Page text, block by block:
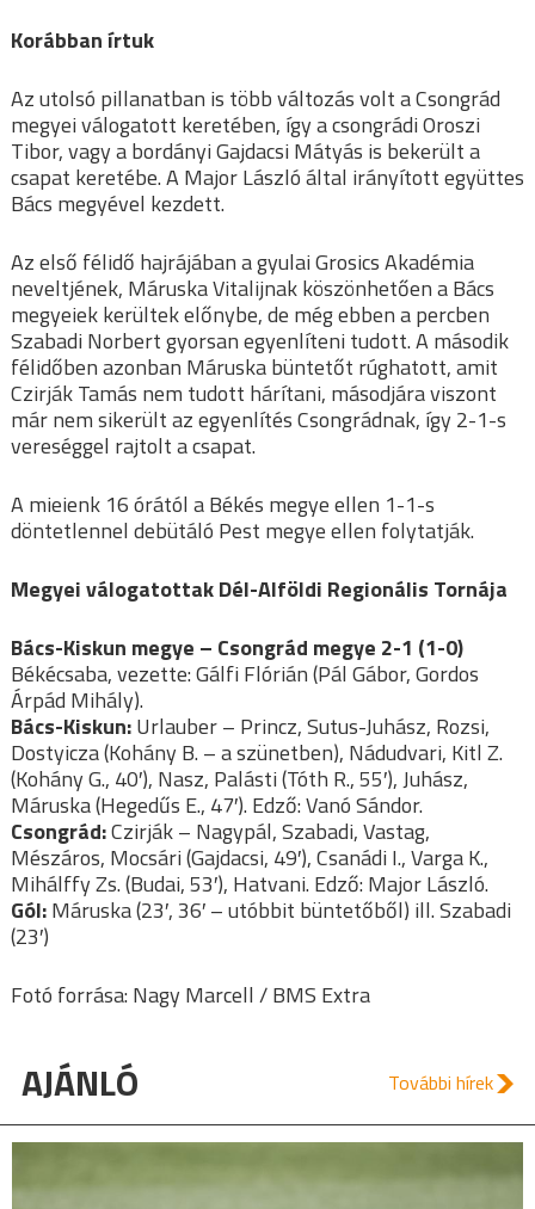
Korábban írtuk
Az utolsó pillanatban is több változás volt a Csongrád
megyei válogatott keretében, így a csongrádi Oroszi
Tibor, vagy a bordányi Gajdacsi Mátyás is bekerült a
csapat keretébe. A Major László által irányított együttes
Bács megyével kezdett.
Az első félidő hajrájában a gyulai Grosics Akadémia
neveltjének, Máruska Vitalijnak köszönhetően a Bács
megyeiek kerültek előnybe, de még ebben a percben
Szabadi Norbert gyorsan egyenlíteni tudott. A második
félidőben azonban Máruska büntetőt rúghatott, amit
Czirják Tamás nem tudott hárítani, másodjára viszont
már nem sikerült az egyenlítés Csongrádnak, így 2-1-s
vereséggel rajtolt a csapat.
A mieienk 16 órától a Békés megye ellen 1-1-s
döntetlennel debütáló Pest megye ellen folytatják.
Megyei válogatottak Dél-Alföldi Regionális Tornája
Bács-Kiskun megye – Csongrád megye 2-1 (1-0)
Békécsaba, vezette: Gálfi Flórián (Pál Gábor, Gordos
Árpád Mihály).
Bács-Kiskun:Urlauber – Princz, Sutus-Juhász, Rozsi,
Dostyicza (Kohány B. – a szünetben), Nádudvari, Kitl Z.
(Kohány G., 40′), Nasz, Palásti (Tóth R., 55′), Juhász,
Máruska (Hegedűs E., 47′). Edző: Vanó Sándor.
Csongrád:Czirják – Nagypál, Szabadi, Vastag,
Mészáros, Mocsári (Gajdacsi, 49′), Csanádi I., Varga K.,
Mihálffy Zs. (Budai, 53′), Hatvani. Edző: Major László.
Gól:Máruska (23′, 36′ – utóbbit büntetőből) ill. Szabadi
(23′)
Fotó forrása: Nagy Marcell / BMS Extra
AJÁNLÓ További hírek